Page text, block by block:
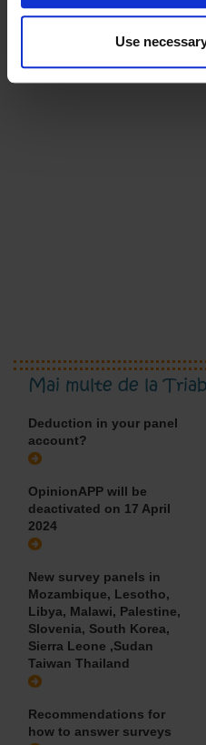
Use
Mai multe de la
Deduction in your panel
account?
OpinionAPP will be
deactivated on 17 April
2024
New survey panels in
Mozambique, Lesotho,
Libya, Malawi, Palestine,
Slovenia, South Korea,
Sierra Leone ,Sudan
Taiwan Thailand
Recommendations for
how to answer surveys